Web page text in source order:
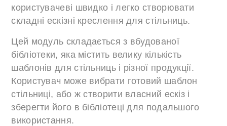
користувачеві швидко і легко створювати
складні ескізні креслення для стільниць.
Цей модуль складається з вбудованої
бібліотеки, яка містить велику кількість
шаблонів для стільниць і різної продукції.
Користувач може вибрати готовий шаблон
стільниці, або ж створити власний ескіз і
зберегти його в бібліотеці для подальшого
використання.